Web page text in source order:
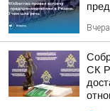
СК